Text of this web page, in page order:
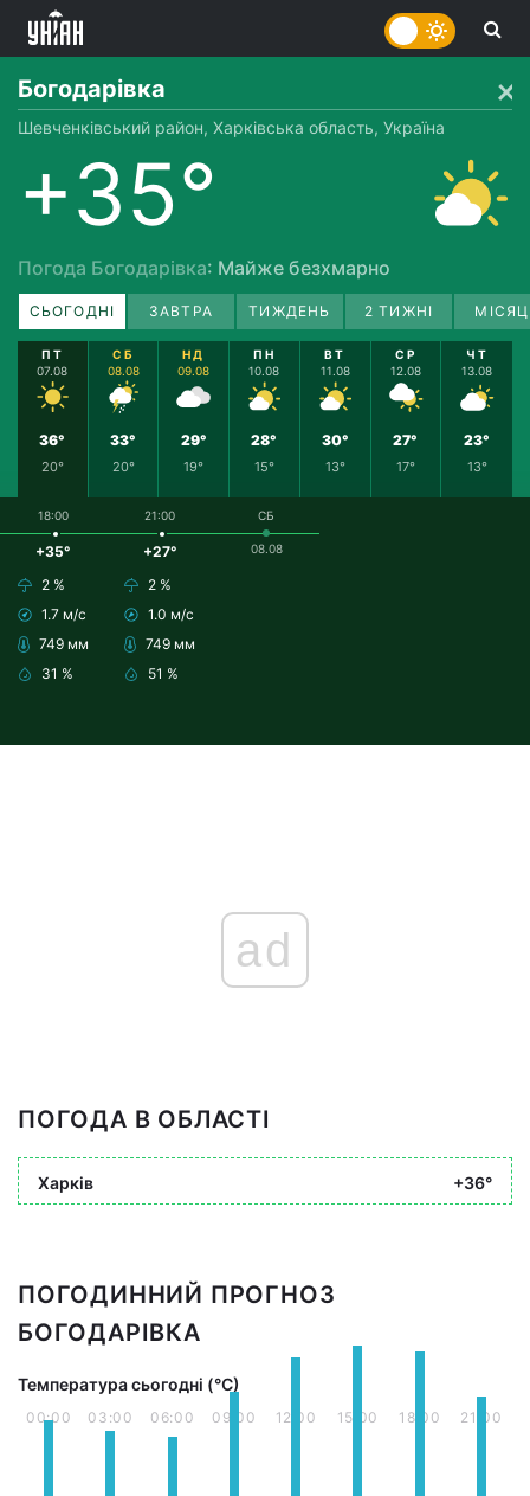
Богодарівка
Шевченківський район, Харківська область, Україна
+35°
Погода Богодарівка: Майже безхмарно
СЬОГОДНІ ЗАВТРА ТИЖДЕНЬ 2 ТИЖНІ
ПТ
07.08
36°
20°
СБ
08.08
33°
20°
НД
09.08
29°
19°
ПН
10.08
28°
15°
ВТ
11.08
30°
13°
СР
12.08
27°
17°
ЧТ
13.08
23°
13°
18:00
+35°
2 %
1.7 м/с
749 мм
31 %
21:00
+27°
2 %
1.0 м/с
749 мм
51 %
СБ
08.08
ad
ПОГОДА В ОБЛАСТІ
Харків +36°
ПОГОДИННИЙ ПРОГНОЗ
БОГОДАРІВКА
Температура сьогодні (°С)
00:00 03:00 06:00 09:00 12:00 15:00 18:00 21:00